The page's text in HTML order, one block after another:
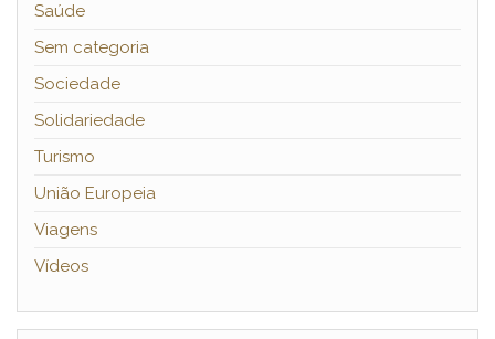
Saúde
Sem categoria
Sociedade
Solidariedade
Turismo
União Europeia
Viagens
Vídeos